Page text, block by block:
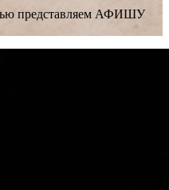
представляем АФИШУ